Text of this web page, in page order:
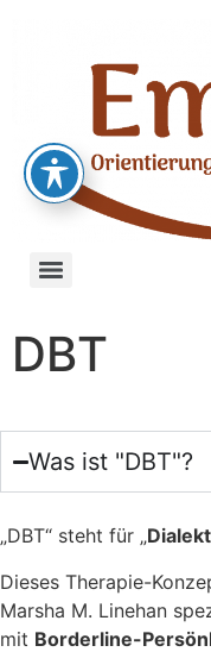
DBT
Was ist "DBT"?
„DBT“ steht für „
Dieses Therapie-
Marsha M. Linehan
mit Borderline-